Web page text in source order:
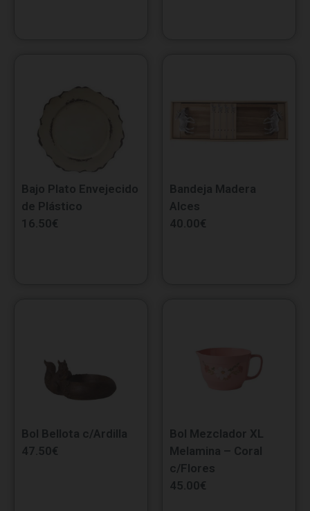
Bajo Plato Envejecido
de Plástico
16.50€
Bandeja Madera
Alces
40.00€
Bol Bellota c/Ardilla
47.50€
Bol Mezclador XL
Melamina – Coral
c/Flores
45.00€